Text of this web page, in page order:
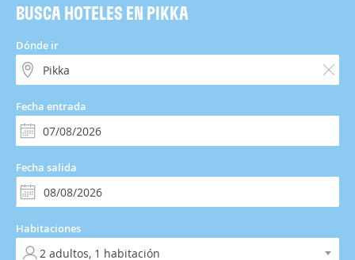
BUSCA HOTELES EN PIKKA
Dónde ir
Fecha entrada
Fecha salida
Habitaciones